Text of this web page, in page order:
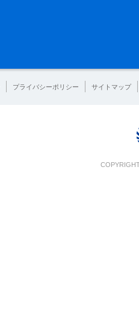
プライバシーポリシー サイトマップ